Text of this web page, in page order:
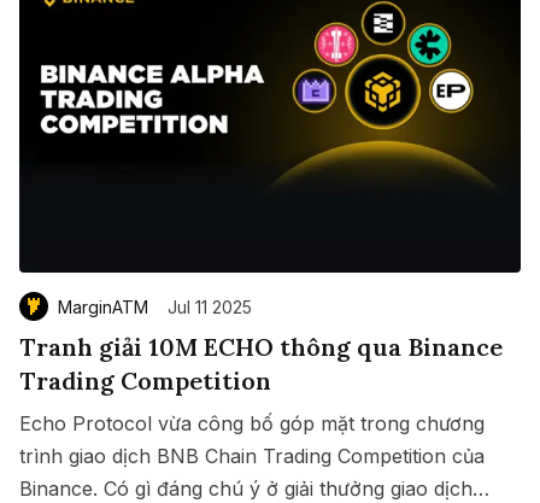
MarginATM Jul 11 2025
Tranh giải 10M ECHO thông qua Binance
Trading Competition
Echo Protocol vừa công bố góp mặt trong chương
trình giao dịch BNB Chain Trading Competition của
Binance. Có gì đáng chú ý ở giải thưởng giao dịch
SaveCopy link